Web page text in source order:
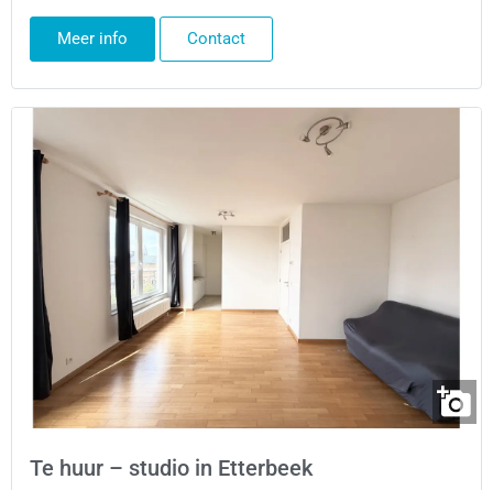
Meer info Contact
Te huur – studio in Etterbeek